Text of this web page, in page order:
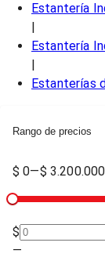
Estantería
Estantería
Estanterías
Rango de precios
$ 0—$
$
—